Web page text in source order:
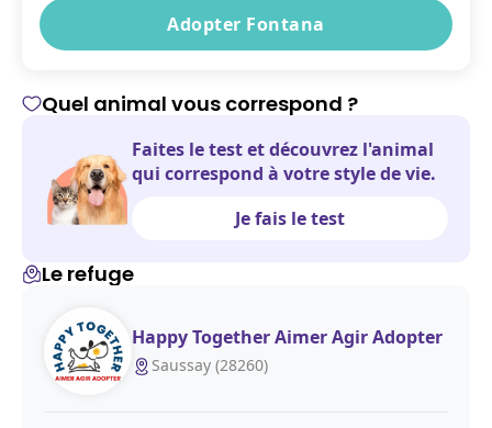
Adopter Fontana
Quel animal vous correspond ?
Faites le test et découvrez l'animal
qui correspond à votre style de vie.
Je fais le test
Le refuge
Happy Together Aimer Agir Adopter
Saussay (28260)